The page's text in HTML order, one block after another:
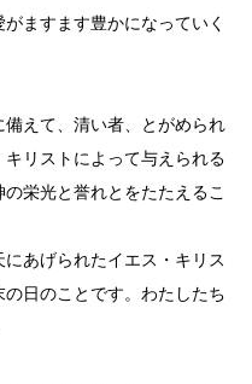
ますます豊かになっていく
えて、清い者、とがめられ
リストによって与えられる
栄光と誉れとをたたえるこ
あげられたイエス・キリス
の日のことです。わたしたち